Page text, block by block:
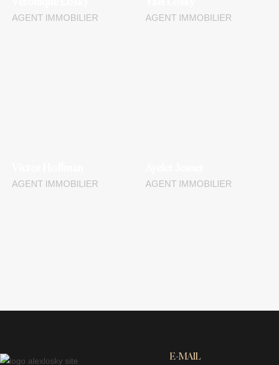
AGENT IMMOBILIER AGENT IMMOBILIER
AGENT IMMOBILIER AGENT IMMOBILIER
E-MAIL